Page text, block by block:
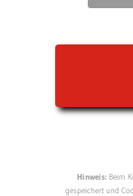
Hinweis:Beim
gespeichert und